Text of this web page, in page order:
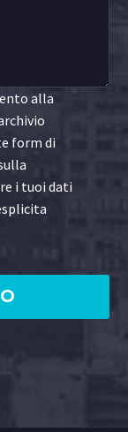
alla
form di
i tuoi dati